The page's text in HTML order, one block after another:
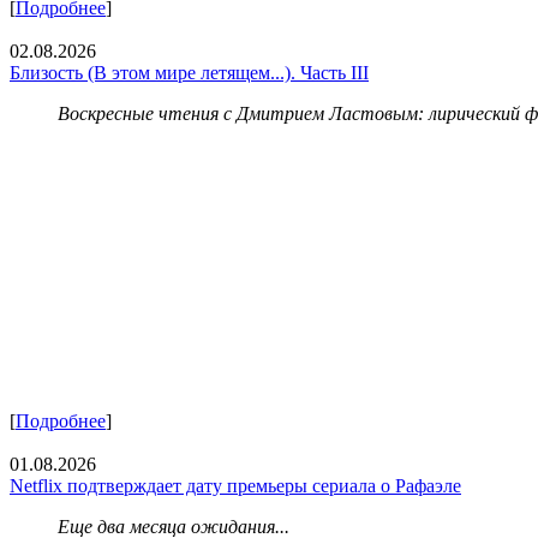
[Подробнее]
02.08.2026
Близость (В этом мире летящем...). Часть III
Воскресные чтения с Дмитрием Ластовым: лирический
[Подробнее]
01.08.2026
Netflix подтверждает дату премьеры сериала о Рафаэле
Еще два месяца ожидания...